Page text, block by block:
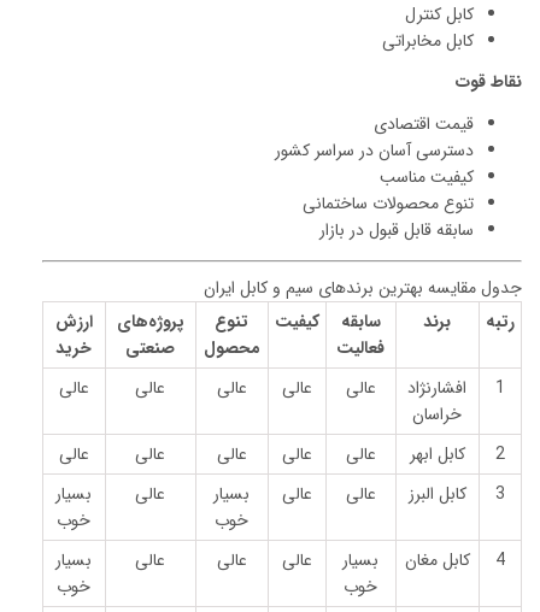
کابل کنترل
کابل مخابراتی
نقاط قوت
قیمت اقتصادی
دسترسی آسان در سراسر کشور
کیفیت مناسب
تنوع محصولات ساختمانی
سابقه قابل قبول در بازار
جدول مقایسه بهترین برندهای سیم و کابل ایران
رتبه
برند
سابقه
فعالیت
کیفیت
تنوع
محصول
پروژه‌های
صنعتی
ارزش
خرید
1
افشارنژاد
خراسان
عالی عالی عالی عالی عالی
2 کابل ابهر عالی عالی عالی عالی
عالی
3
کابل البرز عالی عالی
بسیار
خوب
عالی
بسیار
خوب
4
کابل مغان
بسیار
خوب
عالی عالی عالی
بسیار
خوب